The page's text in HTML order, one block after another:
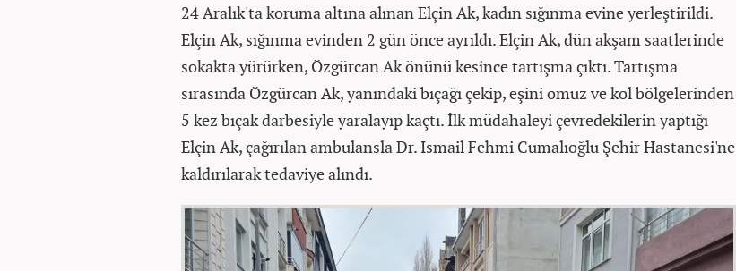
24 Aralık'ta koruma altına alınan Elçin Ak, kadın sığınma evine yerleştirildi.
Elçin Ak, sığınma evinden 2 gün önce ayrıldı. Elçin Ak, dün akşam saatlerinde
sokakta yürürken, Özgürcan Ak önünü kesince tartışma çıktı. Tartışma
sırasında Özgürcan Ak, yanındaki bıçağı çekip, eşini omuz ve kol bölgelerinden
5 kez bıçak darbesiyle yaralayıp kaçtı. İlk müdahaleyi çevredekilerin yaptığı
Elçin Ak, çağırılan ambulansla Dr. İsmail Fehmi Cumalıoğlu Şehir Hastanesi'ne
kaldırılarak tedaviye alındı.